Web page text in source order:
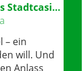
Zu Gast beim Jubiläum des Stadtcasinos
– ein
will. Und
Anlass